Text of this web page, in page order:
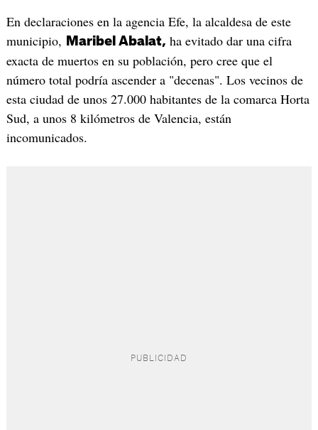
En declaraciones en la agencia Efe, la alcaldesa de este
municipio,
Maribel Abalat, ha evitado dar una cifra
exacta de muertos en su población, pero cree que el
número total podría ascender a "decenas". Los vecinos de
esta ciudad de unos 27.000 habitantes de la comarca Horta
Sud, a unos 8 kilómetros de Valencia, están
incomunicados.